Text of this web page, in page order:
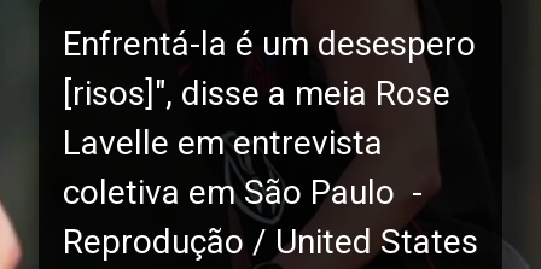
Enfrentá-la é um desespero
[risos]", disse a meia Rose
Lavelle em entrevista
coletiva em São Paulo -
Reprodução / United States